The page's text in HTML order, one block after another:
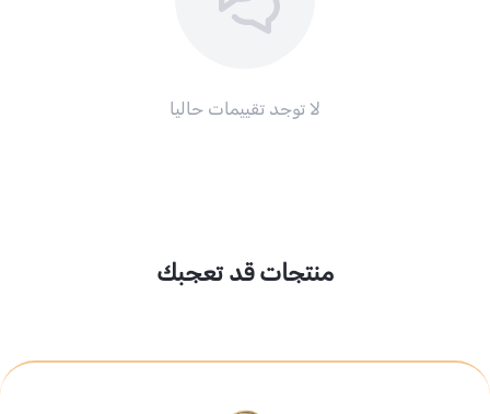
لا توجد تقييمات حاليا
منتجات قد تعجبك